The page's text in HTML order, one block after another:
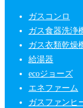
ガスコンロ
ガス食器洗浄
ガス衣類乾燥
給湯器
ecoジョーズ
エネファーム
ガスファンヒ